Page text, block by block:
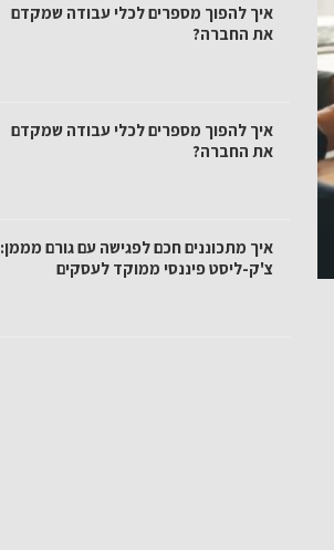
איך להפוך מספרים לכלי עבודה שמקדם
את החברה?
איך להפוך מספרים לכלי עבודה שמקדם
את החברה?
איך מתכוננים חכם לפגישה עם גורם מממן:
צ'ק-ליסט פיננסי ממוקד לעסקים